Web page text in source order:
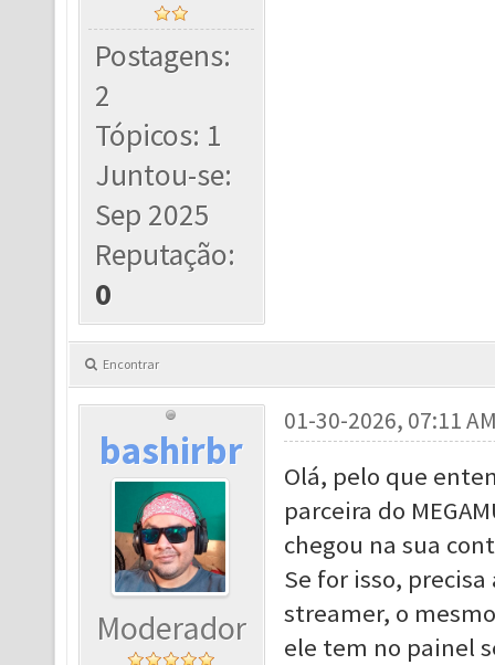
Postagens:
2
Tópicos: 1
Juntou-se:
Sep 2025
Reputação:
0
Encontrar
bashirbr
Moderador
01-30-2026, 07:11
Olá, pelo que
parceira do
chegou na sua
Se for isso,
streamer, o
ele tem no painel